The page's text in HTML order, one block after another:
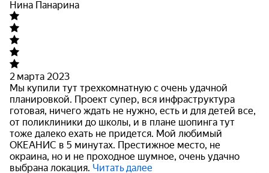
Нина Панарина
2 марта 2023
Мы купили тут трехкомнатную с очень удачной
планировкой. Проект супер, вся инфраструктура
готовая, ничего ждать не нужно, есть и для детей все,
от поликлиники до школы, и в плане шопинга тут
тоже далеко ехать не придется. Мой любимый
ОКЕАНИС в 5 минутах. Престижное место, не
окраина, но и не проходное шумное, очень удачно
выбрана локация. Читать далее